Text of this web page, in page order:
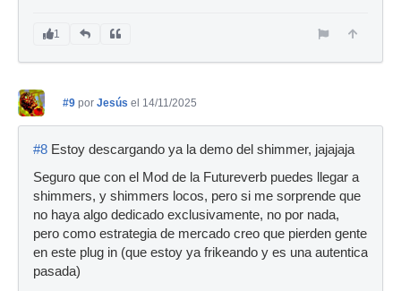
1
#9 por Jesús el 14/11/2025
#8 Estoy descargando ya la demo del shimmer, jajajaja
Seguro que con el Mod de la Futureverb puedes llegar a
shimmers, y shimmers locos, pero si me sorprende que
no haya algo dedicado exclusivamente, no por nada,
pero como estrategia de mercado creo que pierden gente
en este plug in (que estoy ya frikeando y es una autentica
pasada)